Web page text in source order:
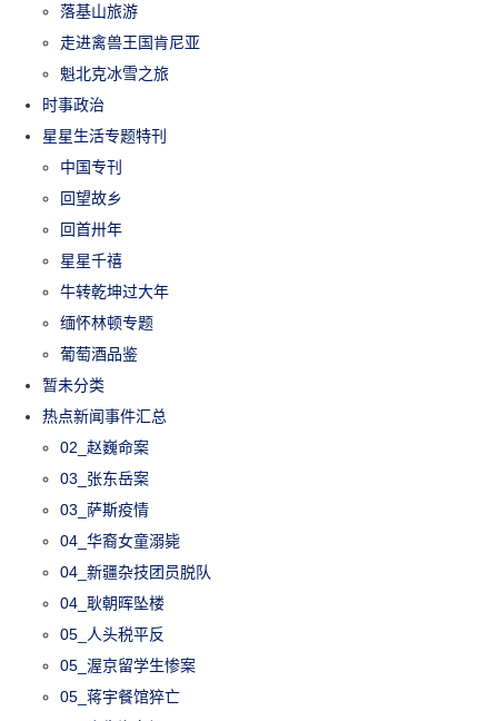
落基山旅游
走进禽兽王国肯尼亚
魁北克冰雪之旅
时事政治
星星生活专题特刊
中国专刊
回望故乡
回首卅年
星星千禧
牛转乾坤过大年
缅怀林顿专题
葡萄酒品鉴
暂未分类
热点新闻事件汇总
02_赵巍命案
03_张东岳案
03_萨斯疫情
04_华裔女童溺毙
04_新疆杂技团员脱队
04_耿朝晖坠楼
05_人头税平反
05_渥京留学生惨案
05_蒋宇餐馆猝亡